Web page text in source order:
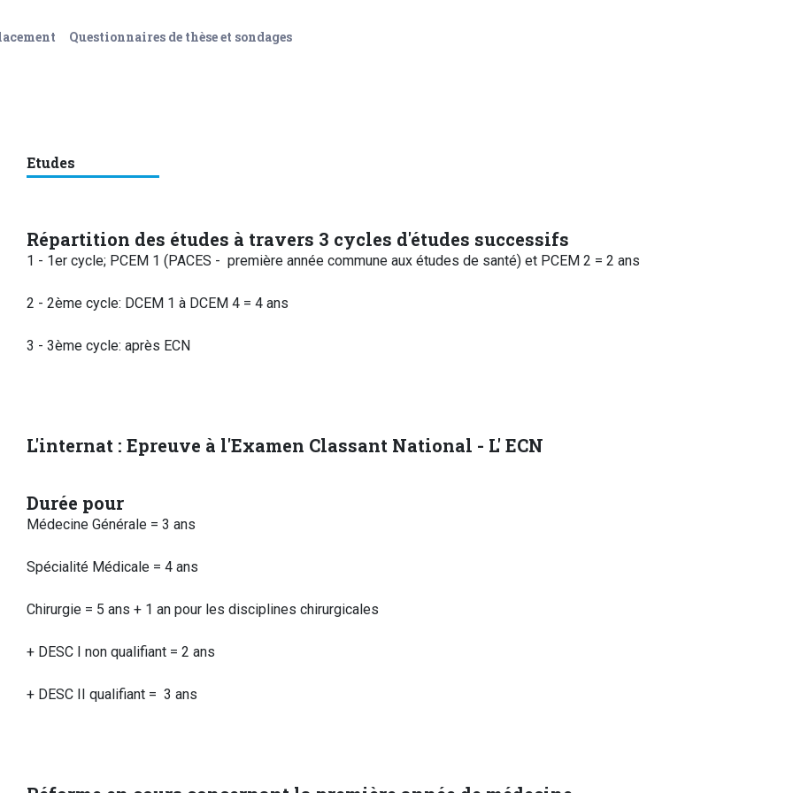
Questionnaires de thèse et sondages
Etudes
Répartition des études à travers 3 cycles d'études successifs
1 - 1er cycle; PCEM 1 (PACES - première année commune aux études de santé) et PCEM 2 = 2 ans
2 - 2ème cycle: DCEM 1 à DCEM 4 = 4 ans
3 - 3ème cycle: après ECN
L'internat : Epreuve à l'Examen Classant National - L' ECN
Durée pour
Médecine Générale = 3 ans
Spécialité Médicale = 4 ans
Chirurgie = 5 ans + 1 an pour les disciplines chirurgicales
+ DESC I non qualifiant = 2 ans
+ DESC II qualifiant = 3 ans